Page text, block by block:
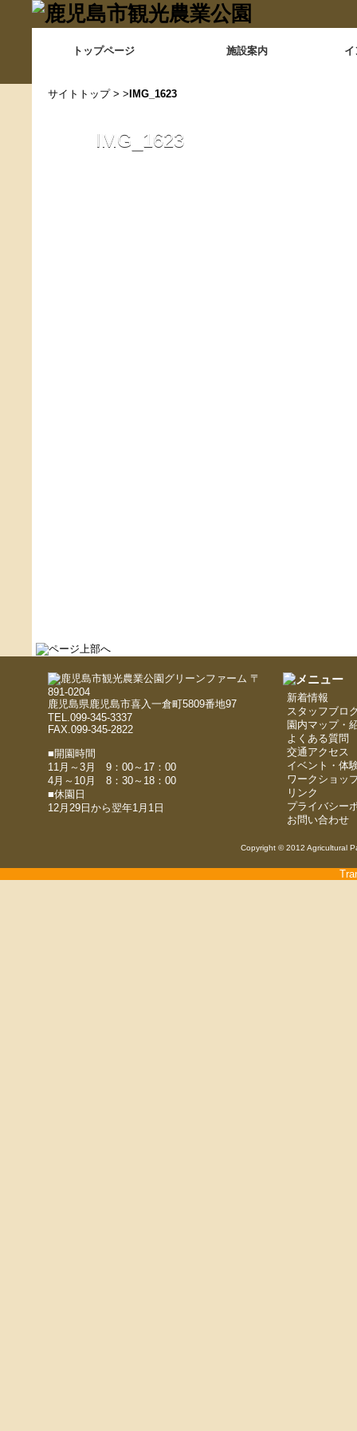
トップページ 施設案内
サイトトップ> > IMG_1623
IMG_1623
〒
891-0204
鹿児島県鹿児島市喜入一倉町5809番地97
TEL.099-345-3337
FAX.099-345-2822
■開園時間
11月～3月 9：00～17：00
4月～10月 8：30～18：00
■休園日
12月29日から翌年1月1日
新着情報
スタッフブロ
園内マップ・
よくある質問
交通アクセス
イベント・体
ワークショッ
リンク
プライバシー
お問い合わせ
Copyright © 2012 Agricultural